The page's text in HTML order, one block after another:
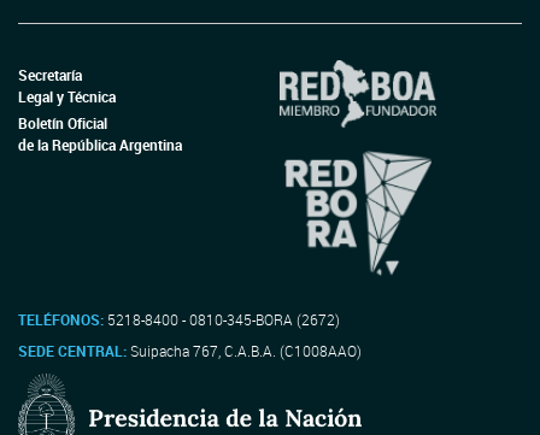
Secretaría
Legal y Técnica
Boletín Oficial
de la República Argentina
TELÉFONOS: 5218-8400 - 0810-345-BORA (2672)
SEDE CENTRAL:Suipacha 767, C.A.B.A. (C1008AAO)